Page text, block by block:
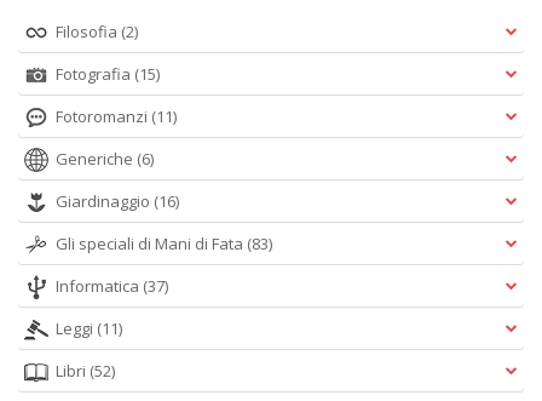
Filosofia (2)
Fotografia (15)
Fotoromanzi (11)
Generiche (6)
Giardinaggio (16)
Gli speciali di Mani di Fata (83)
Informatica (37)
Leggi (11)
Libri (52)